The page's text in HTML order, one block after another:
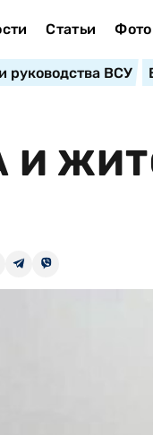
Статьи
руководства ВСУ
И